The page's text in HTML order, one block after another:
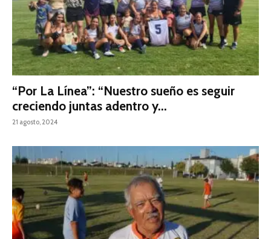
“Por La Línea”: “Nuestro sueño es seguir
creciendo juntas adentro y...
21 agosto, 2024